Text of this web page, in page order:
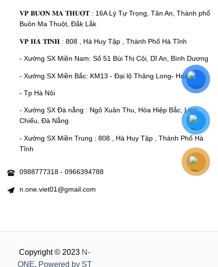
𝐕𝐏 𝐁𝐔𝐎̂𝐍 𝐌𝐀 𝐓𝐇𝐔𝐎̣̂𝐓 : 16A Lý Tự Trọng, Tân An, Thành phố
Buôn Ma Thuột, Đắk Lắk
𝐕𝐏 𝐇𝐀̀ 𝐓𝐈̃𝐍𝐇 : 808 , Hà Huy Tập , Thành Phố Hà Tĩnh
- Xưởng SX Miền Nam: Số 51 Bùi Thị Cội, Dĩ An, Bình Dương
- Xưởng SX Miền Bắc: KM13 - Đại lộ Thăng Long- Hoài Đức
- Tp Hà Nội
- Xưởng SX Đà nẵng : Ngô Xuân Thu, Hòa Hiệp Bắc, Liên
Chiểu, Đà Nẵng
- Xưởng SX Miền Trung : 808 , Hà Huy Tập , Thành Phố Hà
Tĩnh
0988777318 - 0966394788
n.one.viet01@gmail.com
Copyright © 2023 N-
ONE. Powered by ST